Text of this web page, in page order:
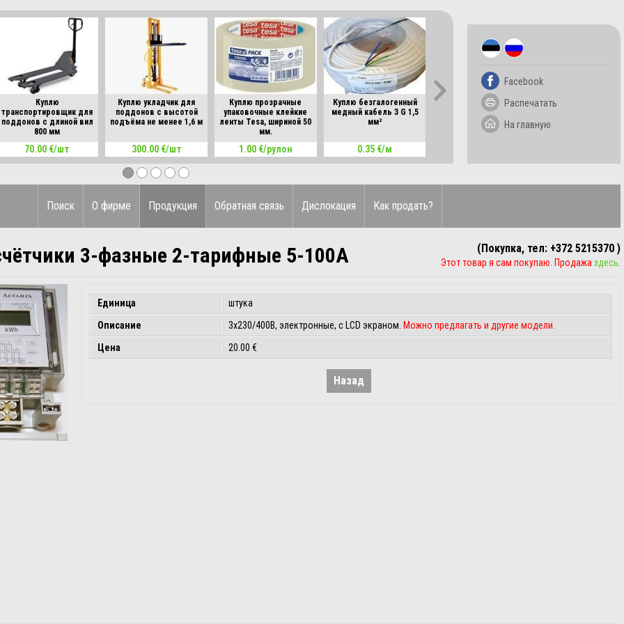
Куплю
транспортировщик для
поддонов с длиной вил
800 мм
70.00 €/шт
Куплю укладчик для
поддонов с высотой
подъёма не менее 1,6 м
300.00 €/шт
Куплю прозрачные
упаковочные клейкие
ленты Tesa, шириной 50
мм.
1.00 €/рулон
Куплю безгалогенный
медный кабель 3 G 1,5
мм²
0.35 €/м
Куплю безгалогенный
медный кабель 3 G 2,5
мм²
Facebook
Распечатать
На главную
Поиск О фирме Продукция Обратная связь Дислокация Как продать?
3-фазные 2-тарифные 5-100A (Покупка, тел: +372 5215370 )
Этот товар я сам покупаю. Продажа здесь
Единица
штука
Описание
3x230/400В, электронные, с LCD экраном. Можно предлагать и другие модели.
Цена
20.00 €
Назад